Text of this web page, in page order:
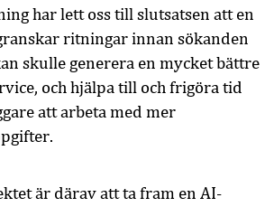
har lett oss till slutsatsen att en
ritningar innan sökanden
skulle generera en mycket bättre
och hjälpa till och frigöra tid
att arbeta med mer
är därav att ta fram en AI-